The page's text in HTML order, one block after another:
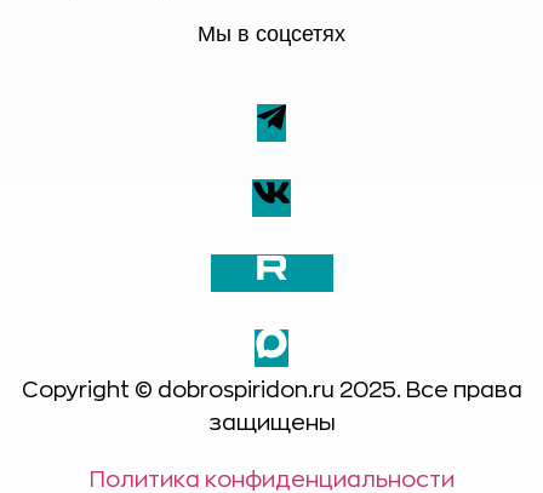
Мы в соцсетях
Copyright © dobrospiridon.ru 2025. Все права
защищены
Политика конфиденциальности